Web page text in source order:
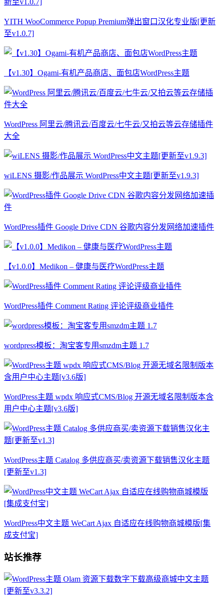
YITH WooCommerce Popup Premium弹出窗口汉化专业版[更新
至v1.0.7]
【v1.30】Ogami-有机产品商店、面包店WordPress主题
WordPress 阿里云/腾讯云/百度云/七牛云/又拍云等云存储插件
大全
wiLENS 摄影/作品展示 WordPress中文主题[更新至v1.9.3]
WordPress插件 Google Drive CDN 谷歌内容分发网络加速插件
【v1.0.0】Medikon – 健康与医疗WordPress主题
WordPress插件 Comment Rating 评论评级商业插件
wordpress模板：淘宝客专用smzdm主题 1.7
WordPress主题 wpdx 响应式CMS/Blog 开源无域名限制版本含
用户中心主题[v3.6版]
WordPress主题 Catalog 多供应商买/卖资源下载销售汉化主题
[更新至v1.3]
WordPress中文主题 WeCart Ajax 自适应在线购物商城模版[集
成支付宝]
站长推荐